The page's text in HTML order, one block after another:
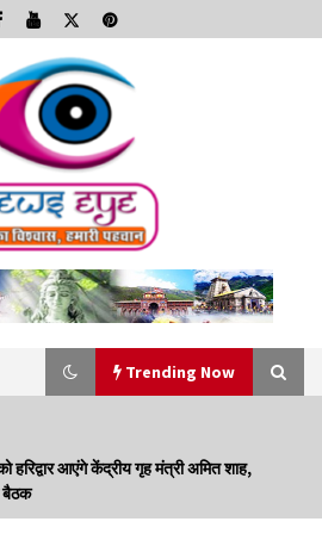
Trending Now
Rights Day : विश्व अल्पसंख्यक अधिकार दिवस
शामिल हुए सीएम,आधुनिक मदरसों का नाम अब्दुल कलाम के नाम
आएंगे केंद्रीय गृह मंत्री अमित शाह,
बैठक